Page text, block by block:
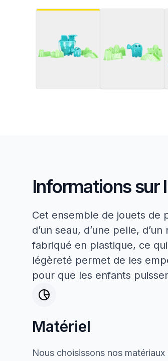
Informations sur
Cet ensemble de jouets de
d’un seau, d’une pelle,
fabriqué en plastique, ce
légèreté permet de les
pour que les enfants
Matériel
Nous choisissons nos